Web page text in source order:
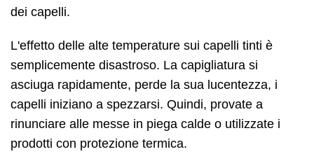
dei capelli.
L'effetto delle alte temperature sui capelli tinti è
semplicemente disastroso. La capigliatura si
asciuga rapidamente, perde la sua lucentezza, i
capelli iniziano a spezzarsi. Quindi, provate a
rinunciare alle messe in piega calde o utilizzate i
prodotti con protezione termica.